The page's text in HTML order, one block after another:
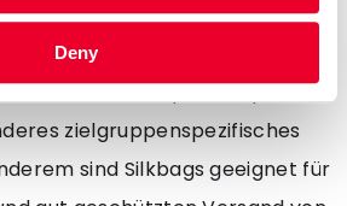
Deny
einen besonderen
z. B. Mailings für kosmetische
von Probeexemplaren spezieller
zielgruppenspezifisches
sind Silkbags geeignet für